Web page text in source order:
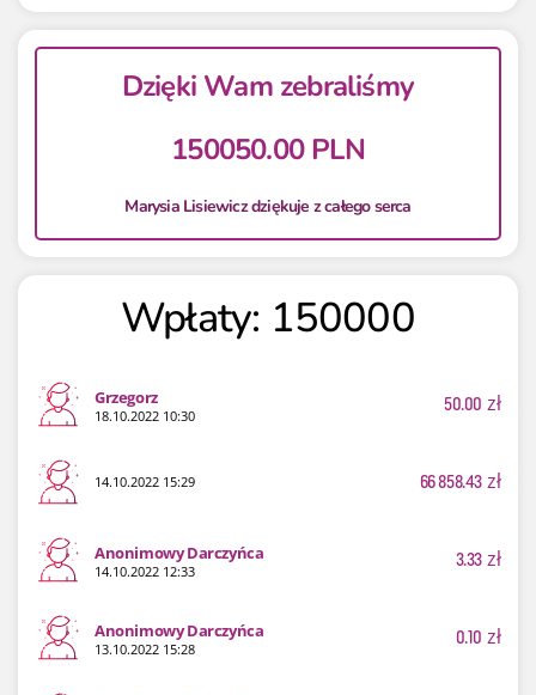
Dzięki Wam zebraliśmy
150050.00 PLN
Marysia Lisiewicz dziękuje z całego serca
Wpłaty: 150000
Grzegorz
18.10.2022 10:30 50.00 zł
14.10.2022 15:29 66 858.43zł
Anonimowy Darczyńca
14.10.2022 12:33 3.33zł
Anonimowy Darczyńca
13.10.2022 15:28 0.10 zł